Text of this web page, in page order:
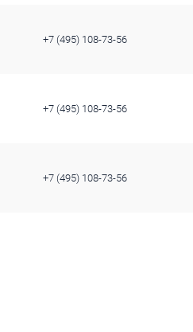
+7 (495) 108-73-56
+7 (495) 108-73-56
+7 (495) 108-73-56